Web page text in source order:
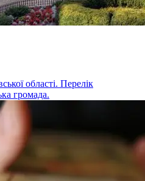
області. Перелік
громада.